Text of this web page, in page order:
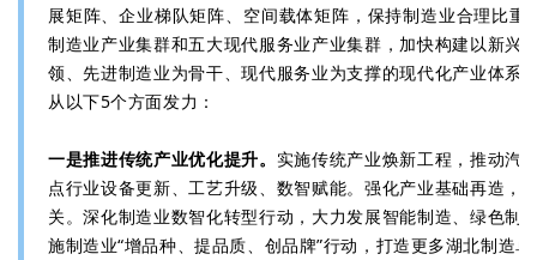
展矩阵、企业梯队矩阵、空间载体矩阵，保持制造业合理比重
制造业产业集群和五大现代服务业产业集群，加快构建以新兴
领、先进制造业为骨干、现代服务业为支撑的现代化产业体系
从以下5个方面发力：
一是推进传统产业优化提升。 实施传统产业焕新工程，推动汽
点行业设备更新、工艺升级、数智赋能。强化产业基础再造，
关。深化制造业数智化转型行动，大力发展智能制造、绿色制
施制造业“增品种、提品质、创品牌”行动，打造更多湖北制造